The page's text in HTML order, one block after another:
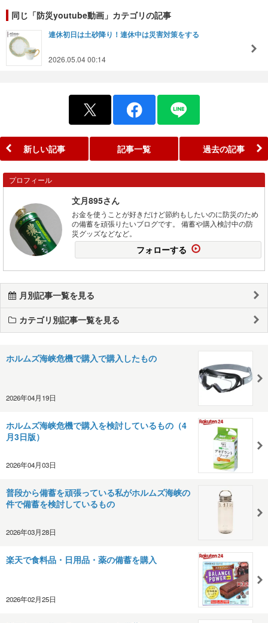
同じ「防災youtube動画」カテゴリの記事
連休初日は土砂降り！連休中は災害対策をする
2026.05.04 00:14
新しい記事 記事一覧 過去の記事
プロフィール
文月895さん
お金を使うことが好きだけど節約もしたいのに防災のため
の備蓄を頑張りたいブログです。 備蓄や購入検討中の防
災グッズなどなど。
フォローする
月別記事一覧を見る
カテゴリ別記事一覧を見る
ホルムズ海峡危機で購入で購入したもの
2026年04月19日
ホルムズ海峡危機で購入を検討しているもの（4
月3日版）
2026年04月03日
普段から備蓄を頑張っている私がホルムズ海峡の
件で備蓄を検討しているもの
2026年03月28日
楽天で食料品・日用品・薬の備蓄を購入
2026年02月25日